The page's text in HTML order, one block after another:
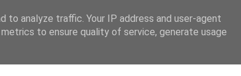
Αρχική Σελίδα Ελλάδα
analyze traffic. Your IP address and user-agent
to ensure quality of service, generate usage